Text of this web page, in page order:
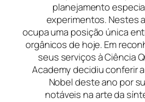
planejamento
experimentos. Nestes
ocupa uma posição única
orgânicos de hoje. Em
seus serviços à Ciência
Academy decidiu conferir
Nobel deste ano por
notáveis ​​na arte da